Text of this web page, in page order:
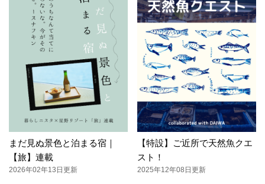
まだ見ぬ景色と泊まる宿｜
【旅】連載
2026年02年13日更新
【特設】ご近所で天然魚クエ
スト！
2025年12年08日更新